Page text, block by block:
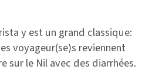
y est un grand classique:
voyageur(se)s reviennent
sur le Nil avec des diarrhées.